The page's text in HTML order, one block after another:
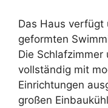
Das Haus verfügt
geformten
Die Schlafzimmer
vollständig mit
Einrichtungen
großen